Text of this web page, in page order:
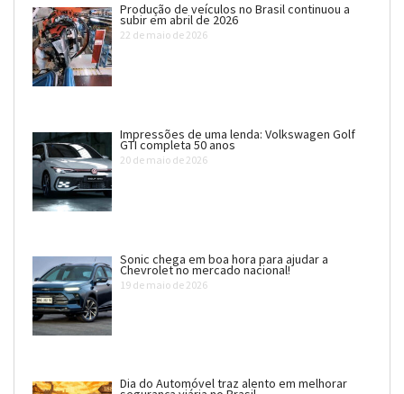
Produção de veículos no Brasil continuou a
subir em abril de 2026
22 de maio de 2026
Impressões de uma lenda: Volkswagen Golf
GTI completa 50 anos
20 de maio de 2026
Sonic chega em boa hora para ajudar a
Chevrolet no mercado nacional!
19 de maio de 2026
Dia do Automóvel traz alento em melhorar